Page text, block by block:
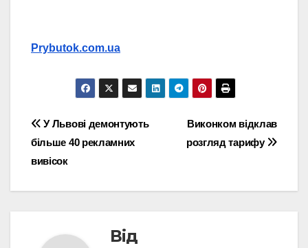
Prybutok.com.ua
Навігація
записів
Виконком відклав
розгляд тарифу
У Львові демонтують
більше 40 рекламних
вивісок
Від